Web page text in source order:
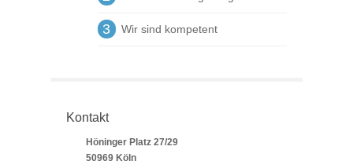
3 Wir sind kompetent
Kontakt
Höninger Platz 27/29
50969 Köln